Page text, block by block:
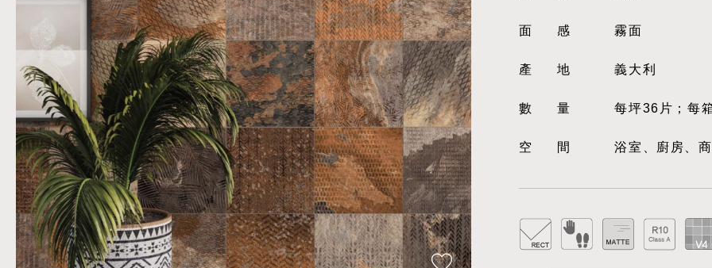
面感 霧面
產地 義大利
數量 每坪36片；每
空間 浴室、廚房、